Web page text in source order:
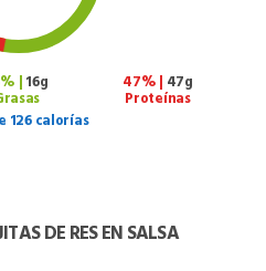
| 16g 47% | 47g
Proteínas
126 calorías
DE RES EN SALSA